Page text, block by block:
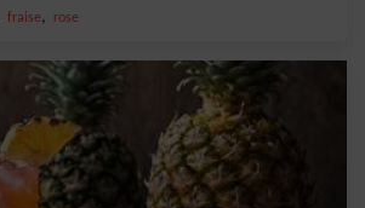
fraise, rose